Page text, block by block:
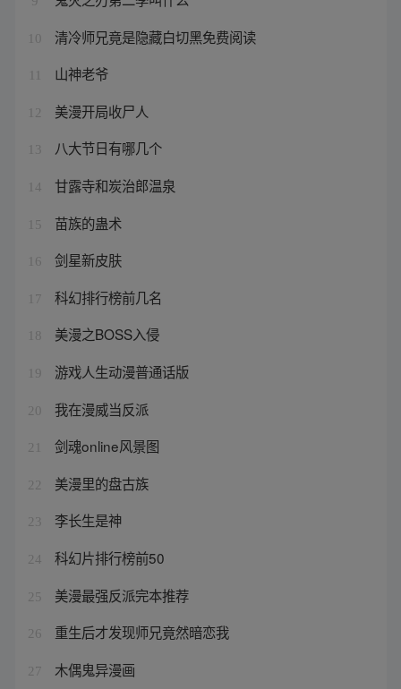
10 清冷师兄竟是隐藏白切黑免费阅读
山神老爷
12 美漫开局收尸人
13 八大节日有哪几个
14 甘露寺和炭治郎温泉
15 苗族的蛊术
16 剑星新皮肤
17 科幻排行榜前几名
18 美漫之BOSS入侵
19 游戏人生动漫普通话版
20 我在漫威当反派
21 剑魂online风景图
22 美漫里的盘古族
23 李长生是神
24 科幻片排行榜前50
25 美漫最强反派完本推荐
26 重生后才发现师兄竟然暗恋我
27 木偶鬼异漫画